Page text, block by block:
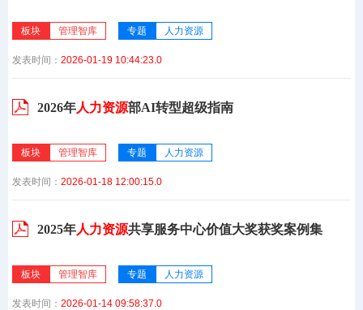
板块 管理智库 专题 人力资源
发表时间： 2026-01-19 10:44:23.0
2026年人力资源部AI转型超级指南
板块 管理智库 专题 人力资源
发表时间： 2026-01-18 12:00:15.0
2025年人力资源共享服务中心价值大奖获奖案例集
板块 管理智库 专题 人力资源
发表时间： 2026-01-14 09:58:37.0